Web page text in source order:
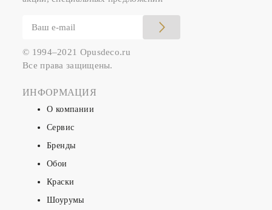
© 1994–2021 Opusdeco.ru
Все права защищены.
ИНФОРМАЦИЯ
О компании
Сервис
Бренды
Обои
Краски
Шоурумы